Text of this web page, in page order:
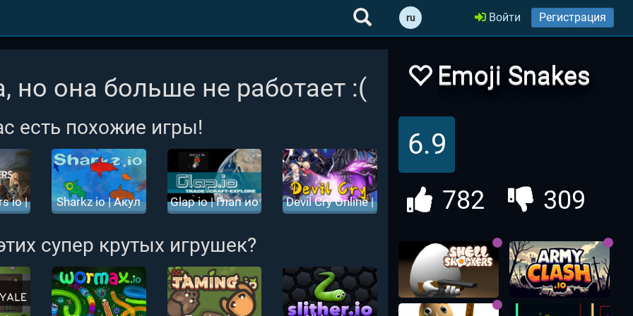
ru Войти Регистрация
но она больше не работает :(
есть похожие игры!
io |
Sharkz io | Акул
Glap io | Глап ио
Devil Cry Online |
супер крутых игрушек?
Emoji Snakes
io | Эмодзи ио
6.9
782 309